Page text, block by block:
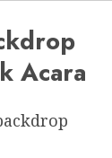
Acara